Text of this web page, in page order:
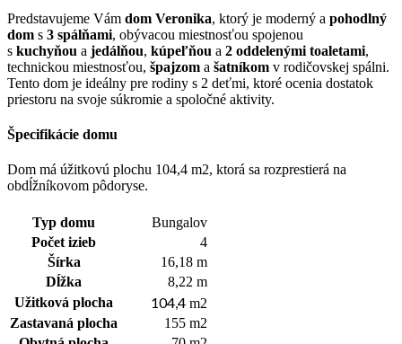
Predstavujeme Vám dom Veronika, ktorý je moderný a pohodlný
dom s 3 spálňami, obývacou miestnosťou spojenou
s kuchyňou a jedálňou, kúpeľňou a 2 oddelenými toaletami,
technickou miestnosťou, špajzom a šatníkom v rodičovskej spálni.
Tento dom je ideálny pre rodiny s 2 deťmi, ktoré ocenia dostatok
priestoru na svoje súkromie a spoločné aktivity.
Špecifikácie domu
Dom má úžitkovú plochu 104,4 m2, ktorá sa rozprestierá na
obdĺžníkovom pôdoryse.
Typ domu
Bungalov
Počet izieb
4
Šírka
16,18 m
Dĺžka
8,22 m
Užitková plocha
104,4 m2
Zastavaná plocha
155 m2